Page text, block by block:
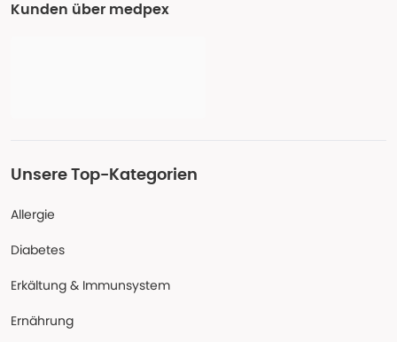
Kunden über medpex
Unsere Top-Kategorien
Allergie
Diabetes
Erkältung & Immunsystem
Ernährung